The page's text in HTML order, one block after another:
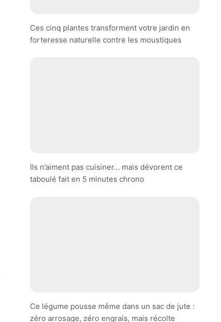
Ces cinq plantes transforment votre jardin en
forteresse naturelle contre les moustiques
Ils n’aiment pas cuisiner… mais dévorent ce
taboulé fait en 5 minutes chrono
Ce légume pousse même dans un sac de jute :
zéro arrosage, zéro engrais, mais récolte